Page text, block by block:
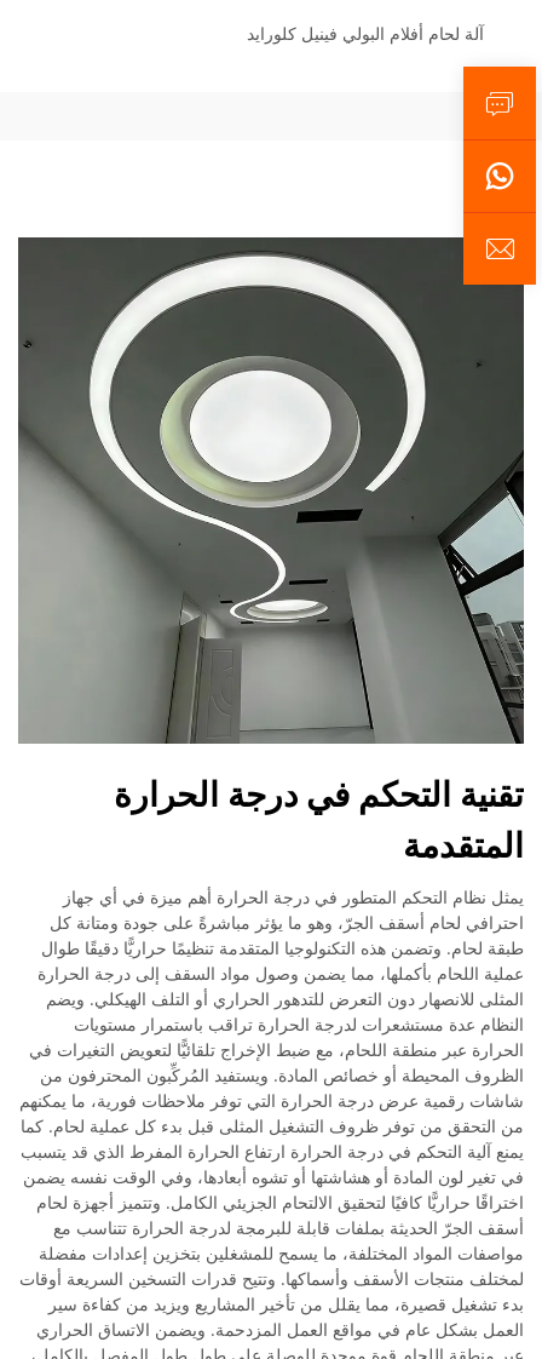
آلة لحام أفلام البولي فينيل كلورايد
تقنية التحكم في درجة الحرارة
المتقدمة
يمثل نظام التحكم المتطور في درجة الحرارة أهم ميزة في أي جهاز
احترافي لحام أسقف الجرّ، وهو ما يؤثر مباشرةً على جودة ومتانة كل
طبقة لحام. وتضمن هذه التكنولوجيا المتقدمة تنظيمًا حراريًّا دقيقًا طوال
عملية اللحام بأكملها، مما يضمن وصول مواد السقف إلى درجة الحرارة
المثلى للانصهار دون التعرض للتدهور الحراري أو التلف الهيكلي. ويضم
النظام عدة مستشعرات لدرجة الحرارة تراقب باستمرار مستويات
الحرارة عبر منطقة اللحام، مع ضبط الإخراج تلقائيًّا لتعويض التغيرات في
الظروف المحيطة أو خصائص المادة. ويستفيد المُركِّبون المحترفون من
شاشات رقمية عرض درجة الحرارة التي توفر ملاحظات فورية، ما يمكنهم
من التحقق من توفر ظروف التشغيل المثلى قبل بدء كل عملية لحام. كما
يمنع آلية التحكم في درجة الحرارة ارتفاع الحرارة المفرط الذي قد يتسبب
في تغير لون المادة أو هشاشتها أو تشوه أبعادها، وفي الوقت نفسه يضمن
اختراقًا حراريًّا كافيًا لتحقيق الالتحام الجزيئي الكامل. وتتميز أجهزة لحام
أسقف الجرّ الحديثة بملفات قابلة للبرمجة لدرجة الحرارة تتناسب مع
مواصفات المواد المختلفة، ما يسمح للمشغلين بتخزين إعدادات مفضلة
لمختلف منتجات الأسقف وأسماكها. وتتيح قدرات التسخين السريعة أوقات
بدء تشغيل قصيرة، مما يقلل من تأخير المشاريع ويزيد من كفاءة سير
العمل بشكل عام في مواقع العمل المزدحمة. ويضمن الاتساق الحراري
عبر منطقة اللحام قوة موحدة للوصلة على طول طول المفصل بالكامل،